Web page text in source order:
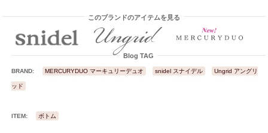
このブランドのアイテムを見る
Blog TAG
BRAND: MERCURYDUO マーキュリーデュオ snidel スナイデル Ungrid アングリ
ッド
ITEM: ボトム